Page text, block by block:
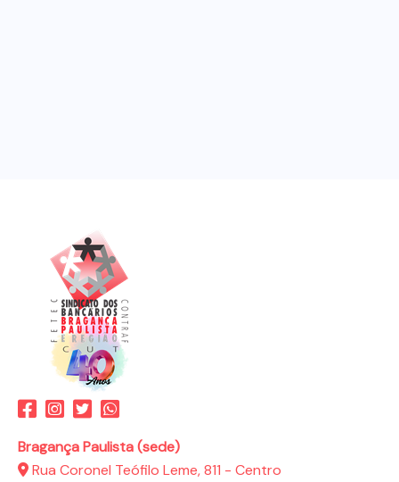
Bragança Paulista (sede)
Rua Coronel Teófilo Leme, 811 - Centro